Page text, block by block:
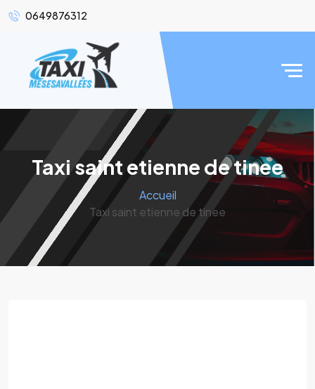
0649876312
Taxi saint etienne de tinee
Accueil
Taxi saint etienne de tinee